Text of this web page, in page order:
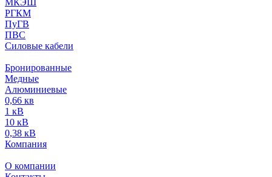
МКЭШ
РГКМ
ПуГВ
ПВС
Силовые кабели
Бронированные
Медные
Алюминиевые
0,66 кв
1 кВ
10 кВ
0,38 кВ
Компания
О компании